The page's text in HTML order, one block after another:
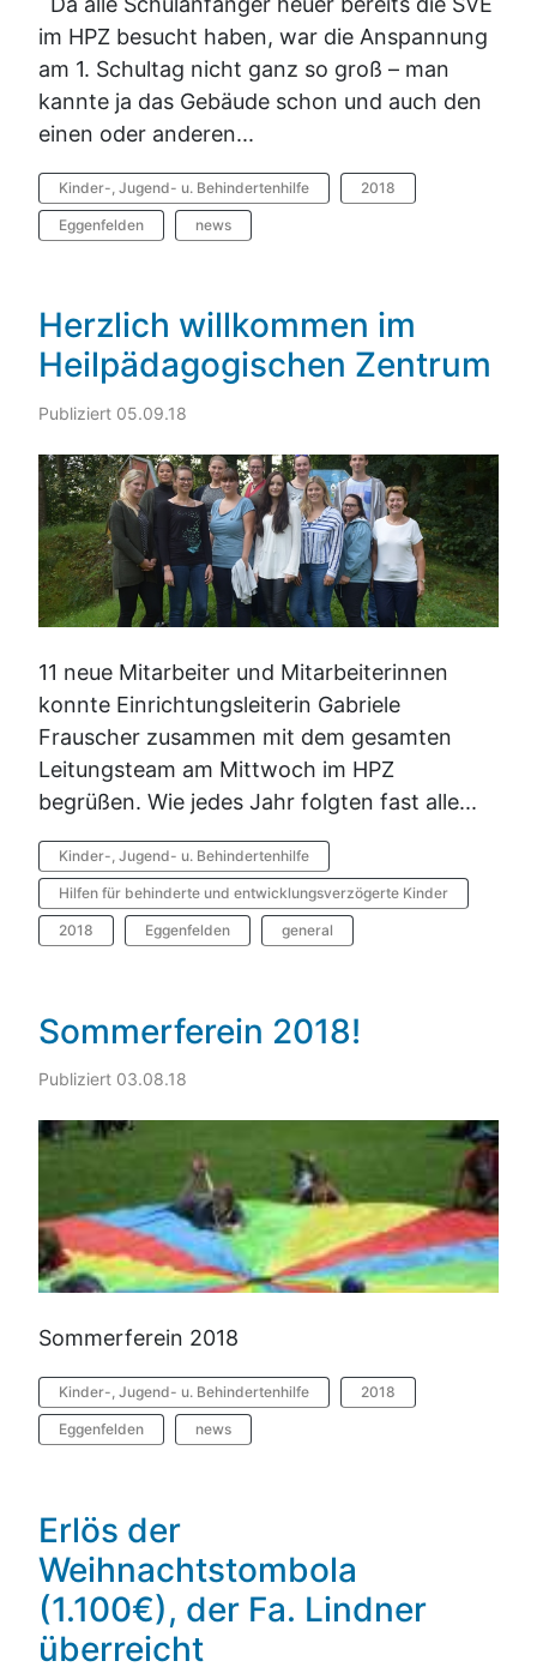
im HPZ besucht haben, war die Anspannung
am 1. Schultag nicht ganz so groß – man
kannte ja das Gebäude schon und auch den
einen oder anderen...
Kinder-, Jugend- u. Behindertenhilfe 2018
Eggenfelden news
Herzlich willkommen im
Heilpädagogischen Zentrum
Publiziert 05.09.18
11 neue Mitarbeiter und Mitarbeiterinnen
konnte Einrichtungsleiterin Gabriele
Frauscher zusammen mit dem gesamten
Leitungsteam am Mittwoch im HPZ
begrüßen. Wie jedes Jahr folgten fast alle...
Kinder-, Jugend- u. Behindertenhilfe
Hilfen für behinderte und entwicklungsverzögerte Kinder
2018 Eggenfelden general
Sommerferein 2018!
Publiziert 03.08.18
Sommerferein 2018
Kinder-, Jugend- u. Behindertenhilfe 2018
Eggenfelden news
Erlös der
Weihnachtstombola
(1.100€), der Fa. Lindner
überreicht